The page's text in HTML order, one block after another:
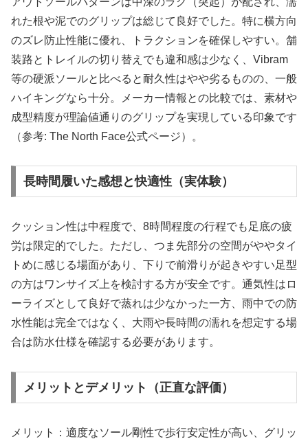
れた根や泥でのグリップは総じて良好でした。特に横方向
のズレ防止性能に優れ、トラクションを確保しやすい。舗
装路とトレイルの切り替えでも違和感は少なく、Vibram
等の硬派ソールと比べると耐久性はやや劣るものの、一般
ハイキングなら十分。メーカー情報との比較では、素材や
成型精度が理論値通りのグリップを実現している印象です
（参考: The North Face公式ページ）。
長時間履いた感想と快適性（実体験）
クッション性は中程度で、8時間程度の行程でも足底の疲
労は限定的でした。ただし、つま先部分の空間がややタイ
トめに感じる場面があり、下りで前滑りが起きやすい足型
の方はワンサイズ上を検討する方が安全です。通気性はロ
ーライズとして良好で蒸れは少なかった一方、雨中での防
水性能は完全ではなく、大雨や長時間の濡れを想定する場
合は防水仕様を確認する必要があります。
メリットとデメリット（正直な評価）
メリット：適度なソール剛性で歩行安定性が高い、グリッ